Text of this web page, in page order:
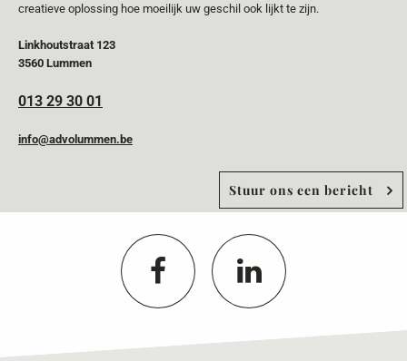
creatieve oplossing hoe moeilijk uw geschil ook lijkt te zijn.
Linkhoutstraat 123
3560 Lummen
013 29 30 01
info@advolummen.be
Stuur ons een bericht